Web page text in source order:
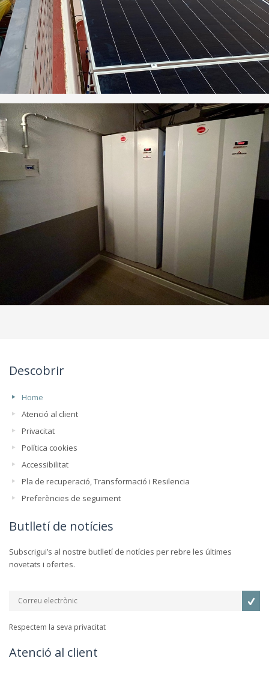
Descobrir
Home
Atenció al client
Privacitat
Política cookies
Accessibilitat
Pla de recuperació, Transformació i Resilencia
Preferències de seguiment
Butlletí de notícies
Subscrigui’s al nostre butlletí de notícies per rebre les últimes
novetats i ofertes.
Respectem la seva privacitat
Atenció al client